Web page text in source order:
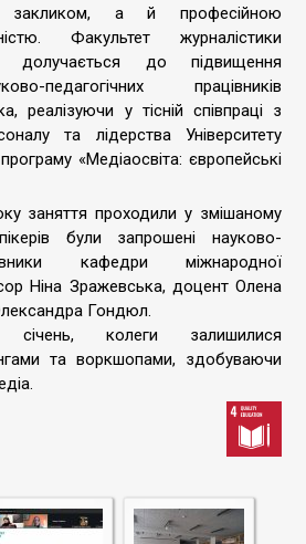
закликом, а й професійною
Факультет журналістики
долучається до підвищення
педагогічних працівників
реалізуючи у тісній співпраці з
та лідерства Університету
«Медіаосвіта: європейські
заняття проходили у змішаному
були запрошені науково-
кафедри міжнародної
Ніна Зражевська, доцент Олена
Гондюл.
колеги залишилися
та воркшопами, здобуваючи